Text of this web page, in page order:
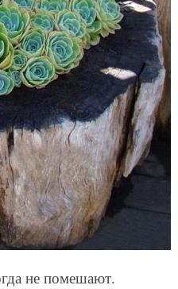
не помешают.